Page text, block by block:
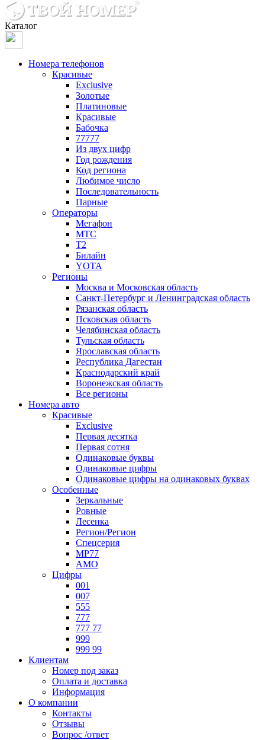
Каталог
Номера телефонов
Красивые
Exclusive
Золотые
Платиновые
Красивые
Бабочка
77777
Из двух цифр
Год рождения
Код региона
Любимое число
Последовательность
Парные
Операторы
Мегафон
МТС
Т2
Билайн
YOTA
Регионы
Москва и Московская область
Санкт-Петербург и Ленинградская область
Рязанская область
Псковская область
Челябинская область
Тульская область
Ярославская область
Республика Дагестан
Краснодарский край
Воронежская область
Все регионы
Номера авто
Красивые
Exclusive
Первая десятка
Первая сотня
Одинаковые буквы
Одинаковые цифры
Одинаковые цифры на одинаковых буквах
Особенные
Зеркальные
Ровные
Лесенка
Регион/Регион
Спецсерия
МР77
АМО
Цифры
001
007
555
777
777 77
999
999 99
Клиентам
Номер под заказ
Оплата и доставка
Информация
О компании
Контакты
Отзывы
Вопрос /ответ